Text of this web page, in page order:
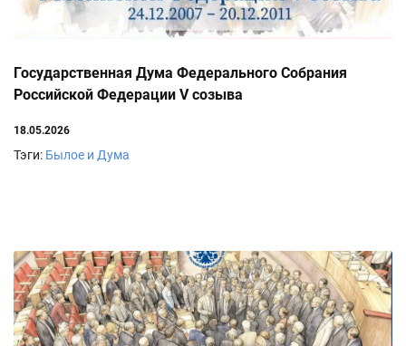
Государственная Дума Федерального Собрания
Российской Федерации V созыва
18.05.2026
Тэги: Былое и Дума